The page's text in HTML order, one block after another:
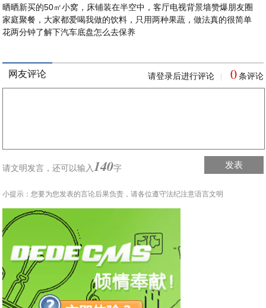
晒晒新买的50㎡小窝，床铺装在半空中，客厅电视背景墙赞爆朋友圈
家庭聚餐，大家都爱喝我做的饮料，只用两种果蔬，做法真的很简单
花两分钟了解下汽车底盘怎么去保养
网友评论 请登录后进行评论 0 条评论
请文明发言，还可以输入 140字 发表
小提示：您要为您发表的言论后果负责，请各位遵守法纪注意语言文明